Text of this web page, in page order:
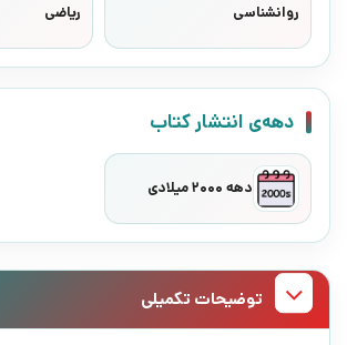
روانشناسی ریاضی
دهه‌ی انتشار کتاب
دهه 2000 میلادی
توضیحات تکمیلی